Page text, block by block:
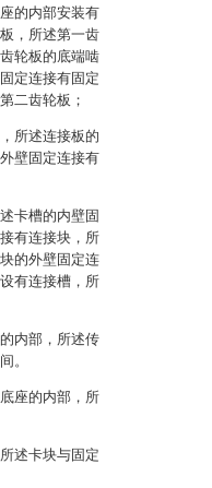
的内部安装有
，所述第一齿
轮板的底端啮
定连接有固定
二齿轮板；
所述连接板的
壁固定连接有
卡槽的内壁固
有连接块，所
的外壁固定连
有连接槽，所
内部，所述传
。
座的内部，所
述卡块与固定